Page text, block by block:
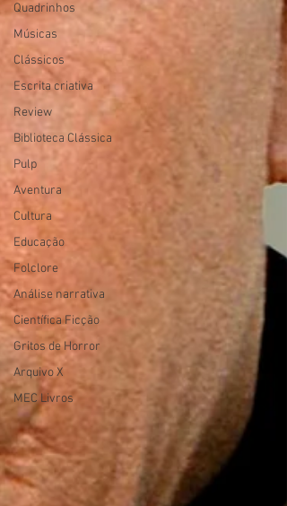
Quadrinhos
Músicas
Clássicos
Escrita criativa
Review
Biblioteca Clássica
Pulp
Aventura
Cultura
Educação
Folclore
Análise narrativa
Científica Ficção
Gritos de Horror
Arquivo X
MEC Livros